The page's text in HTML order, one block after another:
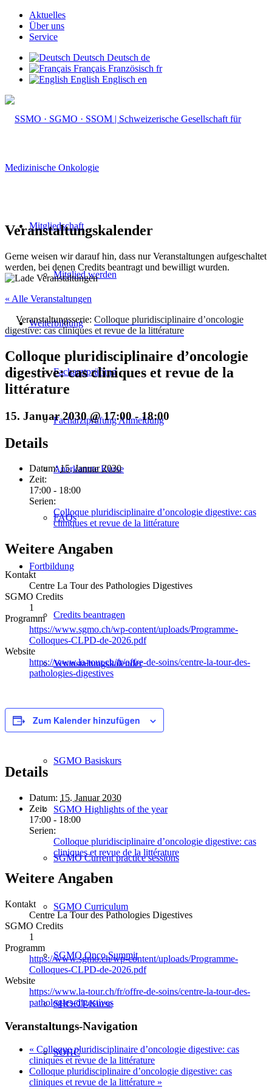
Aktuelles
Über uns
Service
Deutsch Deutsch de
Français Französisch fr
English Englisch en
Mitgliedschaft
Mitglied werden
Weiterbildung
Facharztprüfung
Facharztprüfung Anmeldung
Anerkannte Kurse
FAQs
Fortbildung
Credits beantragen
Veranstaltungskalender
SGMO-Events
SGMO Basiskurs
SGMO Highlights of the year
SGMO Current practice sessions
SGMO Curriculum
SGMO Onco Summit
SHOOT-Kurse
SOHC
Veranstaltungskalender
Gerne weisen wir darauf hin, dass nur Veranstaltungen aufgeschaltet
werden, bei denen Credits beantragt und bewilligt wurden.
« Alle Veranstaltungen
Veranstaltungsserie: Colloque pluridisciplinaire d’oncologie
digestive: cas cliniques et revue de la littérature
Colloque pluridisciplinaire d’oncologie
digestive: cas cliniques et revue de la
littérature
15. Januar 2030 @ 17:00-18:00
Details
Datum: 15. Januar 2030
Zeit:
17:00 - 18:00
Serien:
Colloque pluridisciplinaire d’oncologie digestive: cas
cliniques et revue de la littérature
Weitere Angaben
Kontakt
Centre La Tour des Pathologies Digestives
SGMO Credits
1
Programm
https://www.sgmo.ch/wp-content/uploads/Programme-
Colloques-CLPD-de-2026.pdf
Website
https://www.la-tour.ch/fr/offre-de-soins/centre-la-tour-des-
pathologies-digestives
Zum Kalender hinzufügen
Details
Datum: 15. Januar 2030
Zeit:
17:00 - 18:00
Serien:
Colloque pluridisciplinaire d’oncologie digestive: cas
cliniques et revue de la littérature
Weitere Angaben
Kontakt
Centre La Tour des Pathologies Digestives
SGMO Credits
1
Programm
https://www.sgmo.ch/wp-content/uploads/Programme-
Colloques-CLPD-de-2026.pdf
Website
https://www.la-tour.ch/fr/offre-de-soins/centre-la-tour-des-
pathologies-digestives
Veranstaltungs-Navigation
« Colloque pluridisciplinaire d’oncologie digestive: cas
cliniques et revue de la littérature
Colloque pluridisciplinaire d’oncologie digestive: cas
cliniques et revue de la littérature »